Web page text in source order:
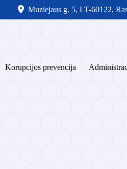
Muziejaus g. 5, LT-60122,
Korupcijos prevencija